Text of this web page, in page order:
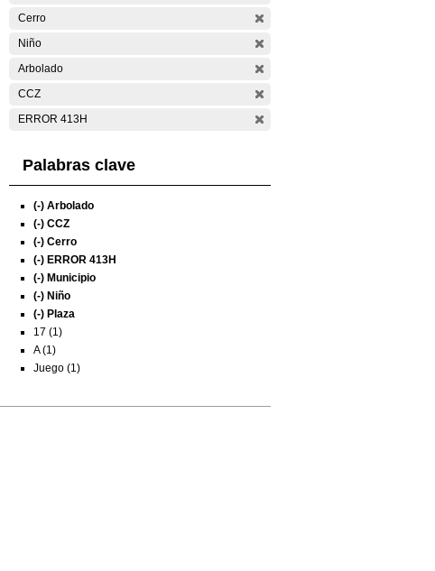
Cerro
Niño
Arbolado
CCZ
ERROR 413H
Palabras clave
(-) Arbolado
(-) CCZ
(-) Cerro
(-) ERROR 413H
(-) Municipio
(-) Niño
(-) Plaza
17 (1)
A (1)
Juego (1)